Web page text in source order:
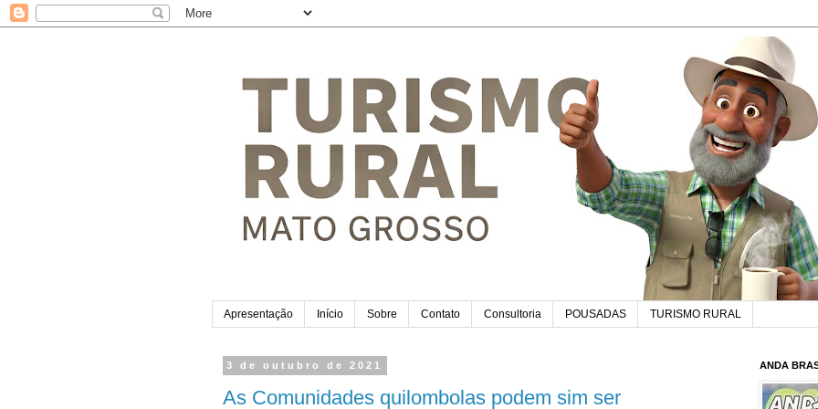
Apresentação Início Sobre Contato Consultoria POUSADAS TURISMO RURAL
3 de outubro de 2021
As Comunidades quilombolas podem sim ser
ANDA